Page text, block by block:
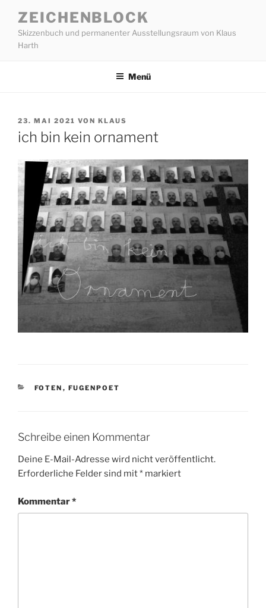
Inhalt
springen
ZEICHENBLOCK
Skizzenbuch und permanenter Ausstellungsraum von Klaus
Harth
Menü
VERÖFFENTLICHT
AM
23. MAI 2021 VON KLAUS
ich bin kein ornament
KATEGORIEN
FOTEN , FUGENPOET
Schreibe einen Kommentar
Deine E-Mail-Adresse wird nicht veröffentlicht.
Erforderliche Felder sind mit* markiert
Kommentar*